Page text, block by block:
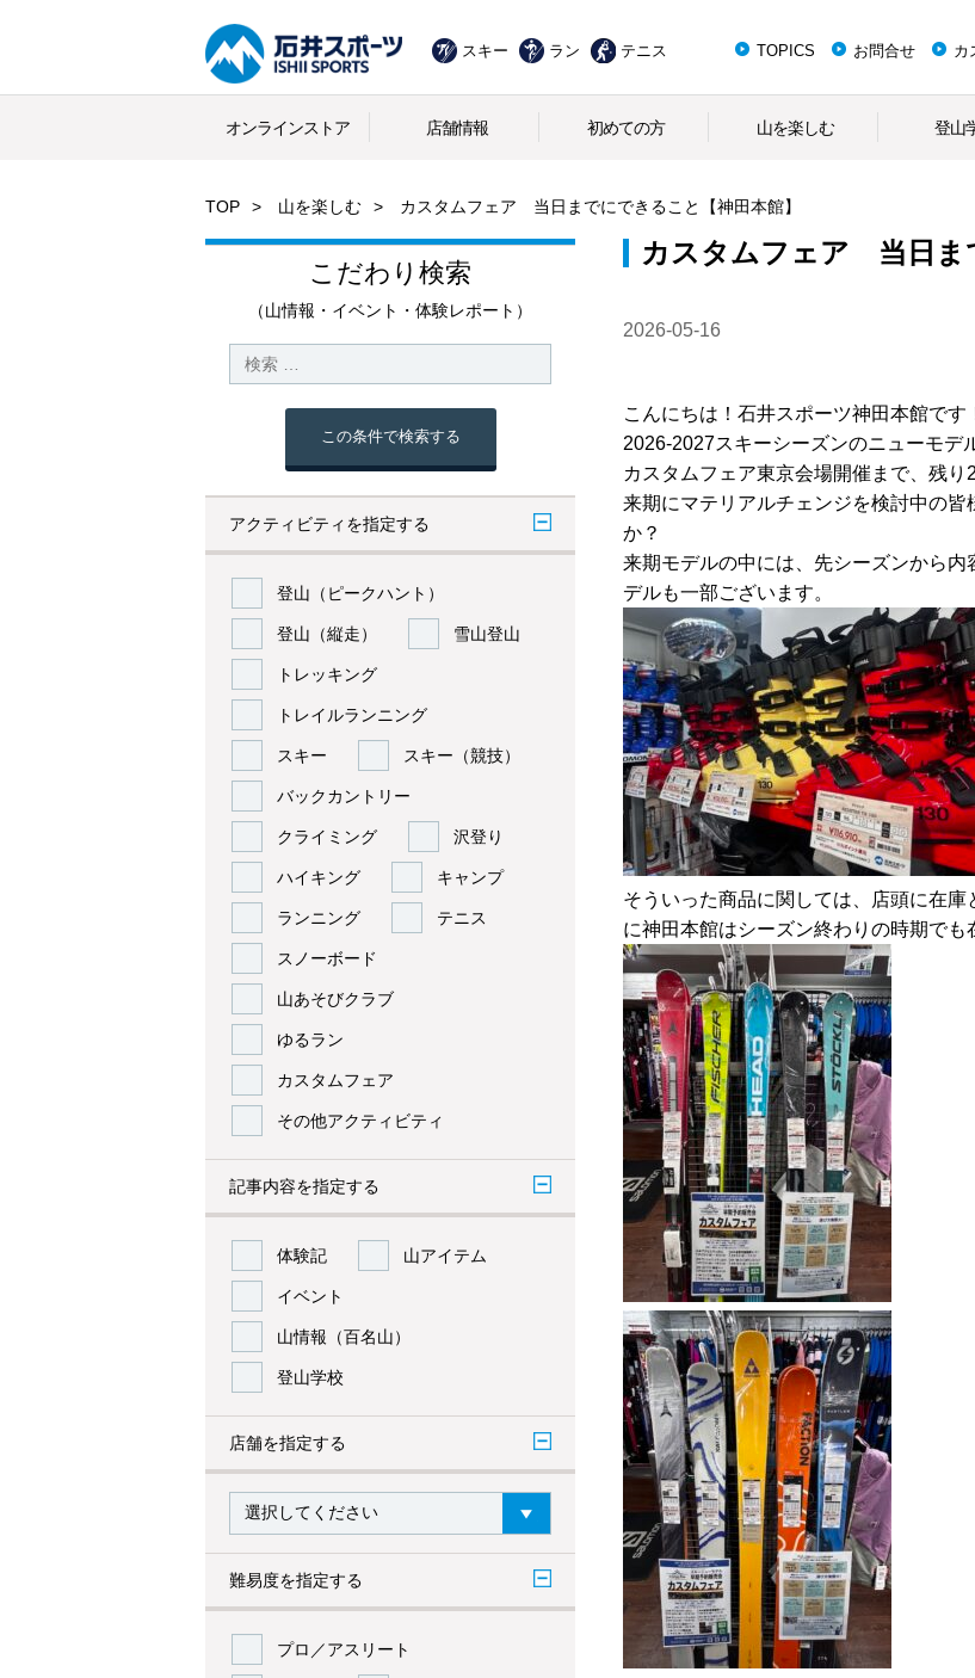
スキー ラン テニス TOPICS お問合せ カ
オンラインストア 店舗情報 初めての方 山を楽しむ 登山
TOP 山を楽しむ カスタムフェア 当日までにできること【神田本館】
こだわり検索
（山情報・イベント・体験レポート）
この条件で検索する
アクティビティを指定する
登山（ピークハント）
登山（縦走） 雪山登山
トレッキング
トレイルランニング
スキー スキー（競技）
バックカントリー
クライミング 沢登り
ハイキング キャンプ
ランニング テニス
スノーボード
山あそびクラブ
ゆるラン
カスタムフェア
その他アクティビティ
記事内容を指定する
体験記 山アイテム
イベント
山情報（百名山）
登山学校
店舗を指定する
難易度を指定する
プロ／アスリート
カスタムフェア 当日ま
2026-05-16
こんにちは！石井スポーツ神田本館です
2026-2027スキーシーズンのニューモデ
カスタムフェア東京会場開催まで、残り
来期にマテリアルチェンジを検討中の
か？
来期モデルの中には、先シーズンから
デルも一部ございます。
そういった商品に関しては、店頭に在
に神田本館はシーズン終わりの時期でも